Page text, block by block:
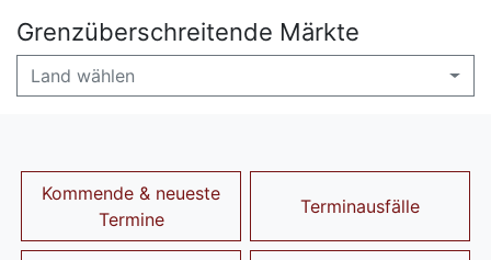
Grenzüberschreitende Märkte
Land wählen
Kommende & neueste
Termine
Terminausfälle